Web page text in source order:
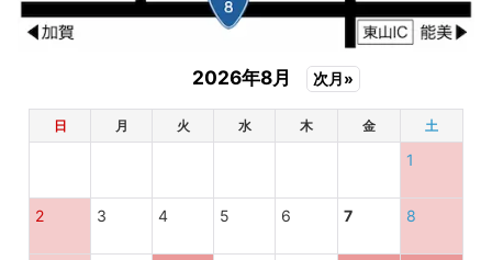
2026年8月 次月»
日 月 火 水 木 金 土
1
2 3 4 5 6 7 8